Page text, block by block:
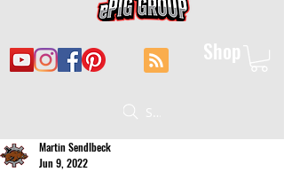
Shop
Suche
Martin Sendlbeck
Jun 9, 2022